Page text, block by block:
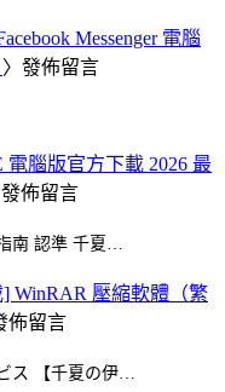
Messenger 電腦
〉發佈留言
電腦版官方下載 2026 最
佈留言
南 認準 千夏…
WinRAR 壓縮軟體（繁
佈留言
ス 【千夏の伊…